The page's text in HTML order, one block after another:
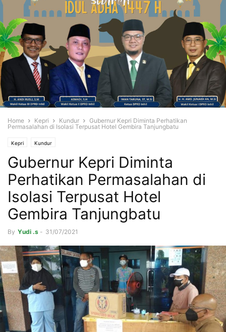
Home Kepri Kundur
Gubernur Kepri Diminta Perhatikan
Permasalahan di Isolasi Terpusat Hotel Gembira Tanjungbatu
Kepri Kundur
Gubernur Kepri Diminta
Perhatikan Permasalahan di
Isolasi Terpusat Hotel
Gembira Tanjungbatu
By Yudi .s - 31/07/2021